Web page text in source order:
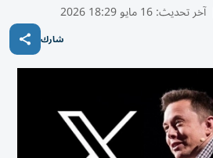
آخر تحديث:16 مايو 18:29 2026
شارك